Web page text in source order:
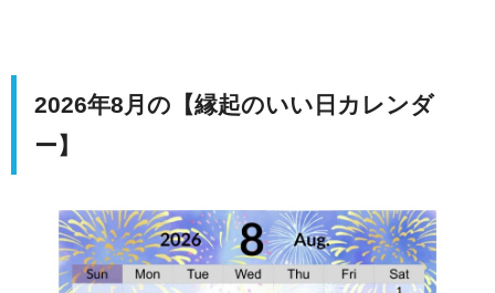
2026年8月の【縁起のいい日カレンダ
ー】